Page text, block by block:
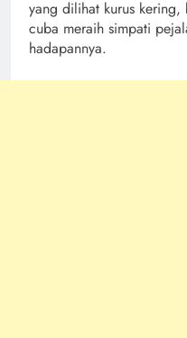
yang dilihat kurus kering,
cuba meraih simpati
hadapannya.